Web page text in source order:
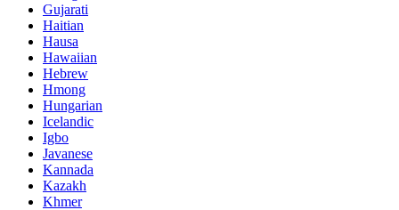
Gujarati
Haitian
Hausa
Hawaiian
Hebrew
Hmong
Hungarian
Icelandic
Igbo
Javanese
Kannada
Kazakh
Khmer